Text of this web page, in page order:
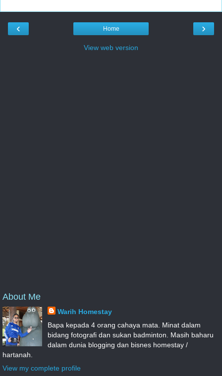
‹ ›
Home
View web version
About Me
Warih Homestay
Bapa kepada 4 orang cahaya mata. Minat dalam
bidang fotografi dan sukan badminton. Masih baharu
dalam dunia blogging dan bisnes homestay /
hartanah.
View my complete profile